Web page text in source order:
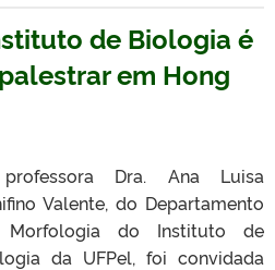
de Biologia é
em Hong
Dra. Ana Luisa
Valente, do Departamento
do Instituto de
da UFPel, foi convidada